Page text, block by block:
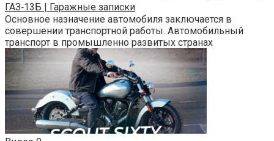
ГАЗ‑13Б | Гаражные записки
Основное назначение автомобиля заключается в
совершении транспортной работы. Автомобильный
транспорт в промышленно развитых странах